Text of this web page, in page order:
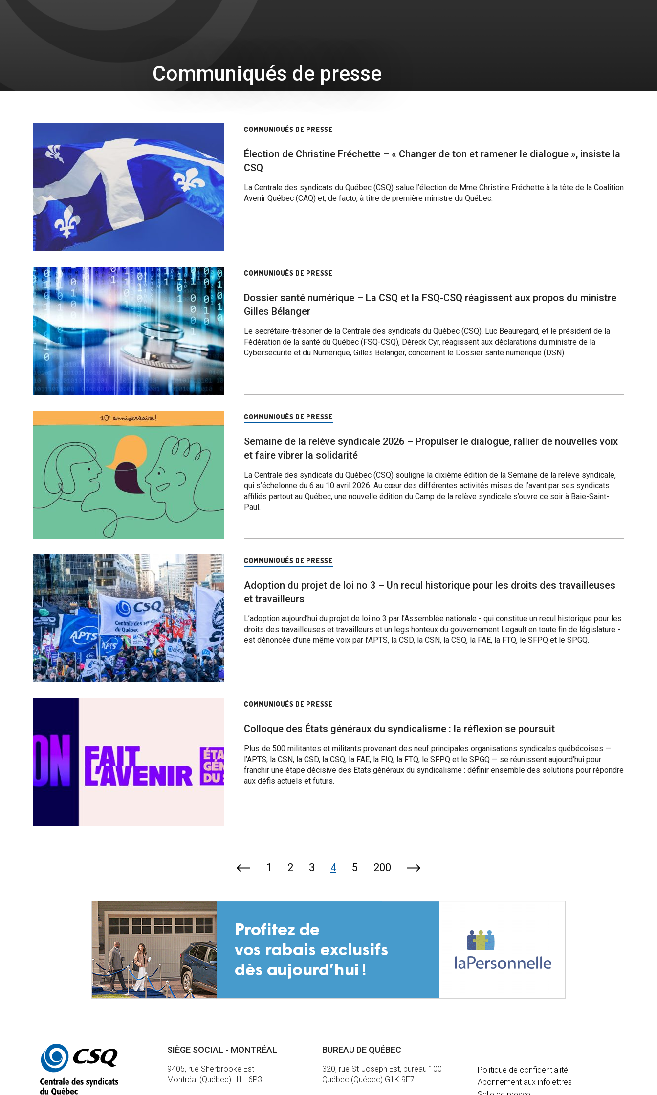
Communiqués de presse
COMMUNIQUÉS DE PRESSE
Élection de Christine Fréchette – « Changer de ton et ramener le dialogue », insiste la
CSQ
La Centrale des syndicats du Québec (CSQ) salue l’élection de Mme Christine Fréchette à la tête de la Coalition
Avenir Québec (CAQ) et, de facto, à titre de première ministre du Québec.
COMMUNIQUÉS DE PRESSE
Dossier santé numérique – La CSQ et la FSQ-CSQ réagissent aux propos du ministre
Gilles Bélanger
Le secrétaire-trésorier de la Centrale des syndicats du Québec (CSQ), Luc Beauregard, et le président de la
Fédération de la santé du Québec (FSQ-CSQ), Déreck Cyr, réagissent aux déclarations du ministre de la
Cybersécurité et du Numérique, Gilles Bélanger, concernant le Dossier santé numérique (DSN).
COMMUNIQUÉS DE PRESSE
Semaine de la relève syndicale 2026 – Propulser le dialogue, rallier de nouvelles voix
et faire vibrer la solidarité
La Centrale des syndicats du Québec (CSQ) souligne la dixième édition de la Semaine de la relève syndicale,
qui s’échelonne du 6 au 10 avril 2026. Au cœur des différentes activités mises de l’avant par ses syndicats
affiliés partout au Québec, une nouvelle édition du Camp de la relève syndicale s’ouvre ce soir à Baie-Saint-
Paul.
COMMUNIQUÉS DE PRESSE
Adoption du projet de loi no 3 – Un recul historique pour les droits des travailleuses
et travailleurs
L’adoption aujourd’hui du projet de loi no 3 par l’Assemblée nationale - qui constitue un recul historique pour les
droits des travailleuses et travailleurs et un legs honteux du gouvernement Legault en toute fin de législature -
est dénoncée d’une même voix par l’APTS, la CSD, la CSN, la CSQ, la FAE, la FTQ, le SFPQ et le SPGQ.
COMMUNIQUÉS DE PRESSE
Colloque des États généraux du syndicalisme : la réflexion se poursuit
Plus de 500 militantes et militants provenant des neuf principales organisations syndicales québécoises —
l’APTS, la CSN, la CSD, la CSQ, la FAE, la FIQ, la FTQ, le SFPQ et le SPGQ — se réunissent aujourd’hui pour
franchir une étape décisive des États généraux du syndicalisme : définir ensemble des solutions pour répondre
aux défis actuels et futurs.
Page
1 2 3 4 5 200
Page
Autres
informations
SIÈGE SOCIAL - MONTRÉAL
9405, rue Sherbrooke Est
Montréal (Québec) H1L 6P3
BUREAU DE QUÉBEC
320, rue St-Joseph Est, bureau 100
Québec (Québec) G1K 9E7
Politique de confidentialité
Abonnement aux infolettres